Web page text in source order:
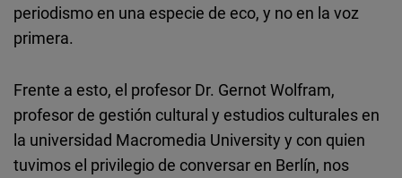
periodismo en una especie de eco, y no en la voz
primera.
Frente a esto, el profesor Dr. Gernot Wolfram,
profesor de gestión cultural y estudios culturales en
la universidad Macromedia University y con quien
tuvimos el privilegio de conversar en Berlín, nos